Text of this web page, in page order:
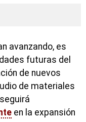
avanzando, es
futuras del
de nuevos
de materiales
en la expansión